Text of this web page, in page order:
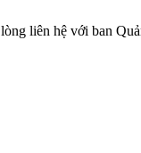
liên hệ với ban